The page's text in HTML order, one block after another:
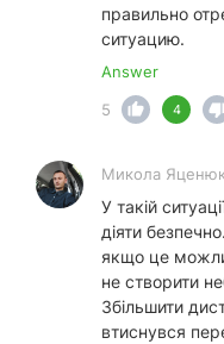
правильно
ситуацию.
Answer
5
4
Микола
У такій
діяти
якщо це
не створити
Збільшити
втиснувся